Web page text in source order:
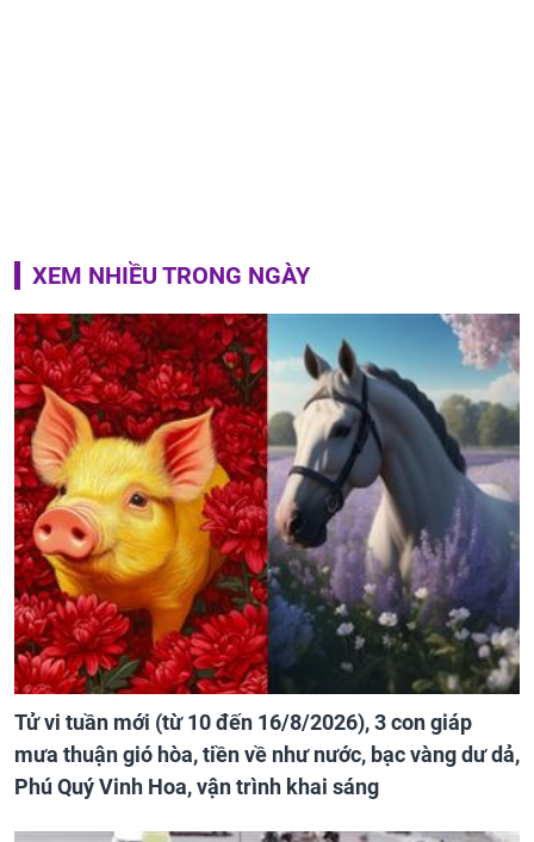
XEM NHIỀU TRONG NGÀY
Tử vi tuần mới (từ 10 đến 16/8/2026), 3 con giáp
mưa thuận gió hòa, tiền về như nước, bạc vàng dư dả,
Phú Quý Vinh Hoa, vận trình khai sáng